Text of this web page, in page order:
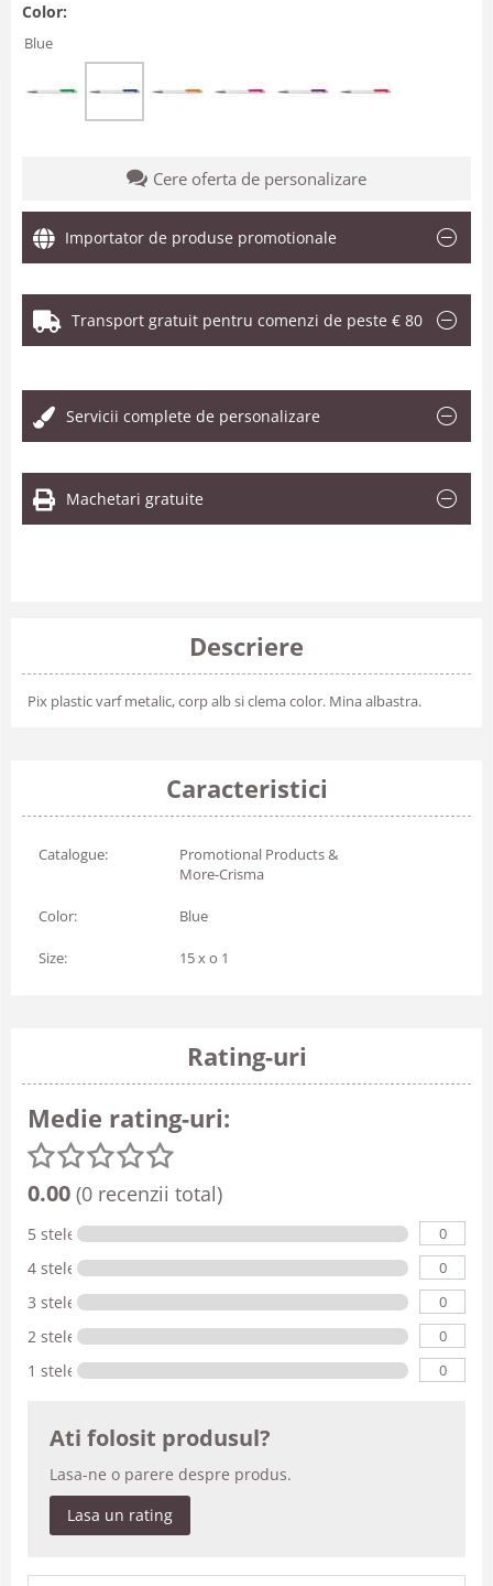
Color:
Blue
Cere oferta de personalizare
Importator de produse promotionale
Transport gratuit pentru comenzi de peste € 80
Servicii complete de personalizare
Machetari gratuite
Descriere
Pix plastic varf metalic, corp alb si clema color. Mina albastra.
Caracteristici
Catalogue:
Promotional Products &
More-Crisma
Color: Blue
Size: 15 x o 1
Rating-uri
Medie rating-uri:
0.00 (0 recenzii total)
5 stele 0
4 stele 0
3 stele 0
2 stele 0
1 stele 0
Ati folosit produsul?
Lasa-ne o parere despre produs.
Lasa un rating